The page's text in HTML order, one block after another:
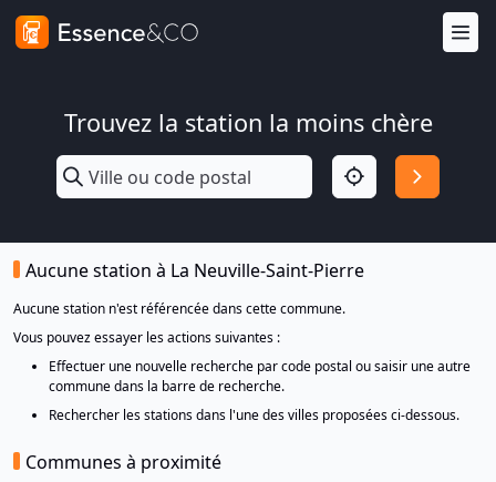
Trouvez la station la moins chère
Aucune station à La Neuville-Saint-Pierre
Aucune station n'est référencée dans cette commune.
Vous pouvez essayer les actions suivantes :
Effectuer une nouvelle recherche par code postal ou saisir une autre
commune dans la barre de recherche.
Rechercher les stations dans l'une des villes proposées ci-dessous.
Communes à proximité